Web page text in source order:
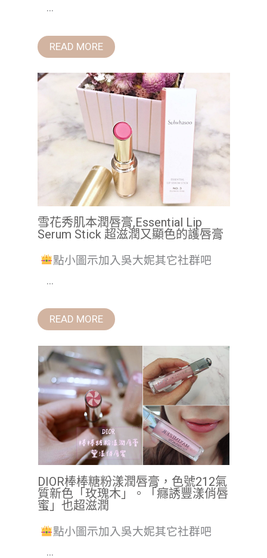
...
READ MORE
雪花秀肌本潤唇膏,Essential Lip
Serum Stick 超滋潤又顯色的護唇膏
點小圖示加入吳大妮其它社群吧
...
READ MORE
DIOR棒棒糖粉漾潤唇膏，色號212氣
質新色「玫瑰木」。「癮誘豐漾俏唇
蜜」也超滋潤
點小圖示加入吳大妮其它社群吧
...